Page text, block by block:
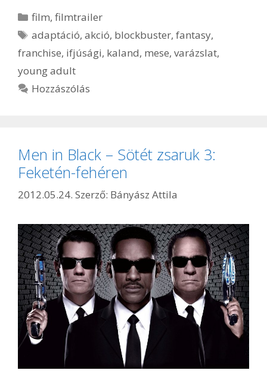
Kategória
film,filmtrailer
Címkék
adaptáció,akció, blockbuster,fantasy,
franchise, ifjúsági, kaland, mese, varázslat,
young adult
Hozzászólás
Men in Black – Sötét zsaruk 3:
Feketén-fehéren
2012.05.24. Szerző: Bányász Attila